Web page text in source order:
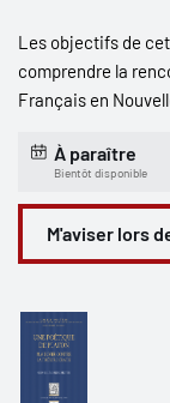
Les objectifs de
comprendre la
Français en
À paraître
Bientôt disponible
M'aviser lors